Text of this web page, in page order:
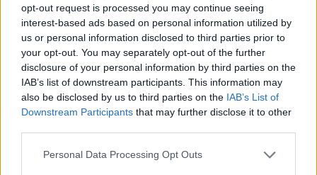
opt-out request is processed you may continue seeing
interest-based ads based on personal information utilized by
us or personal information disclosed to third parties prior to
your opt-out. You may separately opt-out of the further
disclosure of your personal information by third parties on the
IAB’s list of downstream participants. This information may
also be disclosed by us to third parties on the IAB’s List of
Downstream Participants that may further disclose it to other
Personal Data Processing Opt Outs
Porter e Stout | Birre invecchiate in botte | Birra Scura e Nera | Birra
multicereali | Birre alla frutta, alle erbe e alle spezie
mindless philosopher - barbados rum ba
Emperor´s Brewery
€ 12,89
EINWEG
0,33 L POTERE - € 39,06 / LTR
Esaurito
Untappd: 4,34